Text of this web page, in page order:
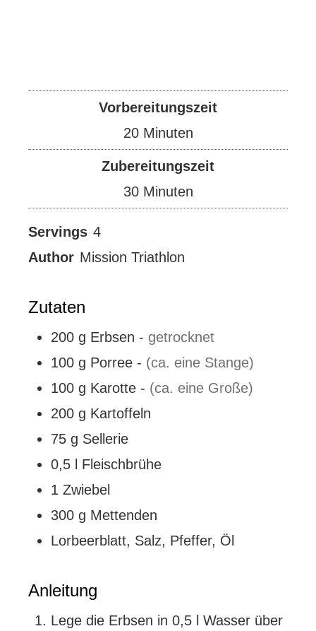
Vorbereitungszeit
20Minuten
Minuten
Zubereitungszeit
30Minuten
Minuten
Servings 4
Author Mission Triathlon
Zutaten
200 g Erbsen - getrocknet
100 g Porree - (ca. eine Stange)
100 g Karotte - (ca. eine Große)
200 g Kartoffeln
75 g Sellerie
0,5
Fleischbrühe
1 Zwiebel
300 g Mettenden
Lorbeerblatt, Salz, Pfeffer, Öl
Anleitung
Lege die Erbsen in 0,5 l Wasser über